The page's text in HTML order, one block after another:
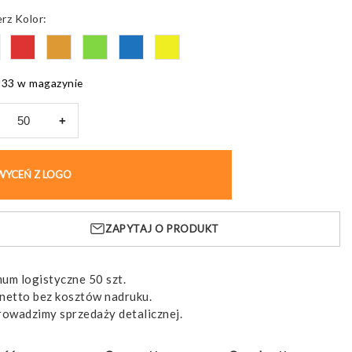
do
Kolor
w magazynie
+
Z LOGO
ZAPYTAJ O PRODUKT
logistyczne 50 szt.
bez kosztów nadruku.
sprzedaży detalicznej.